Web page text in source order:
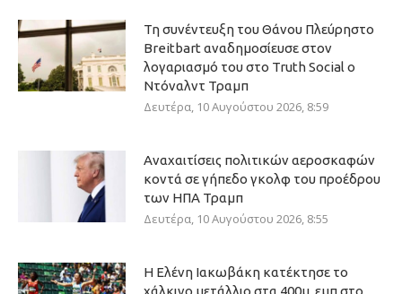
Τη συνέντευξη του Θάνου Πλεύρηστο
Breitbart αναδημοσίευσε στον
λογαριασμό του στο Truth Social ο
Ντόναλντ Τραμπ
Δευτέρα, 10 Αυγούστου 2026, 8:59
Αναχαιτίσεις πολιτικών αεροσκαφών
κοντά σε γήπεδο γκολφ του προέδρου
των ΗΠΑ Τραμπ
Δευτέρα, 10 Αυγούστου 2026, 8:55
Η Ελένη Ιακωβάκη κατέκτησε το
χάλκινο μετάλλιο στα 400μ. εμπ στο